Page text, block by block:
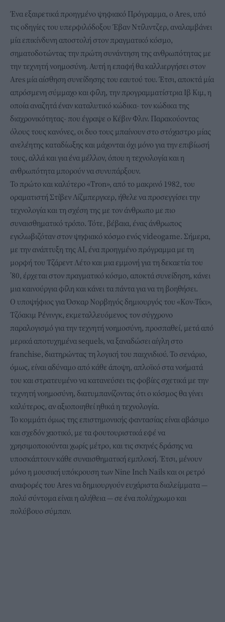
Ένα εξαιρετικά προηγμένο ψηφιακό Πρόγραμμα, ο Ares, υπό
τις οδηγίες του υπερφιλόδοξου Έβαν Ντίλιντζερ, αναλαμβάνει
μία επικίνδυνη αποστολή στον πραγματικό κόσμο,
σηματοδοτώντας την πρώτη συνάντηση της ανθρωπότητας με
την τεχνητή νοημοσύνη. Αυτή η επαφή θα καλλιεργήσει στον
Ares μία αίσθηση συνείδησης του εαυτού του. Έτσι, αποκτά μία
απρόσμενη σύμμαχο και φίλη, την προγραμματίστρια Ιβ Κιμ, η
οποία αναζητά έναν καταλυτικό κώδικα- τον κώδικα της
διαχρονικότητας- που έγραψε ο Κέβιν Φλιν. Παρακούοντας
όλους τους κανόνες, οι δυο τους μπαίνουν στο στόχαστρο μίας
ανελέητης καταδίωξης και μάχονται όχι μόνο για την επιβίωσή
τους, αλλά και για ένα μέλλον, όπου η τεχνολογία και η
ανθρωπότητα μπορούν να συνυπάρξουν.
Το πρώτο και καλύτερο «Tron», από το μακρινό 1982, του
οραματιστή Στίβεν Λίζμπεργκερ, ήθελε να προσεγγίσει την
τεχνολογία και τη σχέση της με τον άνθρωπο με πιο
συναισθηματικό τρόπο. Τότε, βέβαια, ένας άνθρωπος
εγκλωβιζόταν στον ψηφιακό κόσμο ενός videogame. Σήμερα,
με την ανάπτυξη της AI, ένα προηγμένο πρόγραμμα με τη
μορφή του Τζάρεντ Λέτο και μια εμμονή για τη δεκαετία του
’80, έρχεται στον πραγματικό κόσμο, αποκτά συνείδηση, κάνει
μια καινούργια φίλη και κάνει τα πάντα για να τη βοηθήσει.
Ο υποψήφιος για Όσκαρ Νορβηγός δημιουργός του «Κον-Τίκι»,
Τζόακιμ Ρένινγκ, εκμεταλλευόμενος τον σύγχρονο
παραλογισμό για την τεχνητή νοημοσύνη, προσπαθεί, μετά από
μερικά αποτυχημένα sequels, να ξαναδώσει αίγλη στο
franchise, διατηρώντας τη λογική του παιχνιδιού. Το σενάριο,
όμως, είναι αδύναμο από κάθε άποψη, απλοϊκό στα νοήματά
του και στρατευμένο να κατανεύσει τις φοβίες σχετικά με την
τεχνητή νοημοσύνη, διατυμπανίζοντας ότι ο κόσμος θα γίνει
καλύτερος, αν αξιοποιηθεί ηθικά η τεχνολογία.
Το κομμάτι όμως της επιστημονικής φαντασίας είναι αβάσιμο
και σχεδόν χαοτικό, με τα φουτουριστικά εφέ να
χρησιμοποιούνται χωρίς μέτρο, και τις σκηνές δράσης να
υποσκάπτουν κάθε συναισθηματική εμπλοκή. Έτσι, μένουν
μόνο η μουσική υπόκρουση των Nine Inch Nails και οι ρετρό
αναφορές του Ares να δημιουργούν ευχάριστα διαλείμματα —
πολύ σύντομα είναι η αλήθεια — σε ένα πολύχρωμο και
πολύβουο σύμπαν.